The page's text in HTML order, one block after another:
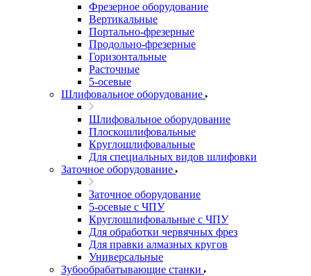
Фрезерное оборудование
Вертикальные
Портально-фрезерные
Продольно-фрезерные
Горизонтальные
Расточные
5-осевые
Шлифовальное оборудование
Шлифовальное оборудование
Плоскошлифовальные
Круглошлифовальные
Для специальных видов шлифовки
Заточное оборудование
Заточное оборудование
5-осевые с ЧПУ
Круглошлифовальные с ЧПУ
Для обработки червячных фрез
Для правки алмазных кругов
Универсальные
Зубообрабатывающие станки